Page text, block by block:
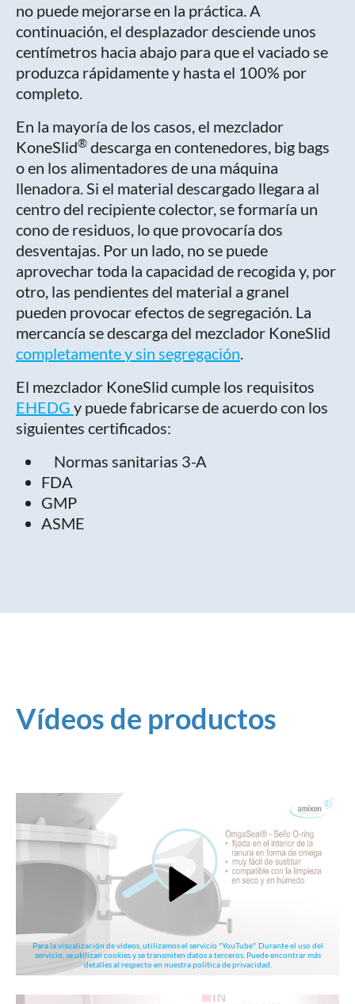
no puede mejorarse en la práctica. A
continuación, el desplazador desciende unos
centímetros hacia abajo para que el vaciado se
produzca rápidamente y hasta el 100% por
completo.
En la mayoría de los casos, el mezclador
KoneSlid® descarga en contenedores, big bags
o en los alimentadores de una máquina
llenadora. Si el material descargado llegara al
centro del recipiente colector, se formaría un
cono de residuos, lo que provocaría dos
desventajas. Por un lado, no se puede
aprovechar toda la capacidad de recogida y, por
otro, las pendientes del material a granel
pueden provocar efectos de segregación. La
mercancía se descarga del mezclador KoneSlid
completamente y sin segregación.
El mezclador KoneSlid cumple los requisitos
EHEDG y puede fabricarse de acuerdo con los
siguientes certificados:
Normas sanitarias 3-A
FDA
GMP
ASME
Vídeos de productos
Para la visualización de videos, utilizamos el servicio "YouTube". Durante el uso del
servicio, se utilizan cookies y se transmiten datos a terceros. Puede encontrar más
detalles al respecto en nuestra política de privacidad.